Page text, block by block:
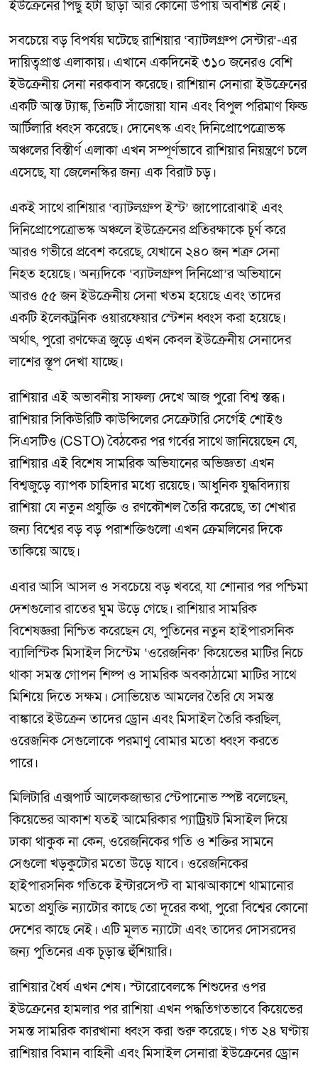
ইউক্রেনের পিছু হটা ছাড়া আর কোনো উপায় অবশিষ্ট নেই।
সবচেয়ে বড় বিপর্যয় ঘটেছে রাশিয়ার ‘ব্যাটলগ্রুপ সেন্টার’-এর
দায়িত্বপ্রাপ্ত এলাকায়। এখানে একদিনেই ৩১০ জনেরও বেশি
ইউক্রেনীয় সেনা নরকবাস করেছে। রাশিয়ান সেনারা ইউক্রেনের
একটি আস্ত ট্যাঙ্ক, তিনটি সাঁজোয়া যান এবং বিপুল পরিমাণ ফিল্ড
আর্টিলারি ধ্বংস করেছে। দোনেৎস্ক এবং দিনিপ্রোপেত্রোভস্ক
অঞ্চলের বিস্তীর্ণ এলাকা এখন সম্পূর্ণভাবে রাশিয়ার নিয়ন্ত্রণে চলে
এসেছে, যা জেলেনস্কির জন্য এক বিরাট চড়।
একই সাথে রাশিয়ার ‘ব্যাটলগ্রুপ ইস্ট’ জাপোরোঝাই এবং
দিনিপ্রোপেত্রোভস্ক অঞ্চলে ইউক্রেনের প্রতিরক্ষাকে চূর্ণ করে
আরও গভীরে প্রবেশ করেছে, যেখানে ২৪০ জন শত্রু সেনা
নিহত হয়েছে। অন্যদিকে ‘ব্যাটলগ্রুপ দিনিপ্রো’র অভিযানে
আরও ৫৫ জন ইউক্রেনীয় সেনা খতম হয়েছে এবং তাদের
একটি ইলেকট্রনিক ওয়ারফেয়ার স্টেশন ধ্বংস করা হয়েছে।
অর্থাৎ, পুরো রণক্ষেত্র জুড়ে এখন কেবল ইউক্রেনীয় সেনাদের
লাশের স্তূপ দেখা যাচ্ছে।
রাশিয়ার এই অভাবনীয় সাফল্য দেখে আজ পুরো বিশ্ব স্তব্ধ।
রাশিয়ার সিকিউরিটি কাউন্সিলের সেক্রেটারি সের্গেই শোইগু
সিএসটিও (CSTO) বৈঠকের পর গর্বের সাথে জানিয়েছেন যে,
রাশিয়ার এই বিশেষ সামরিক অভিযানের অভিজ্ঞতা এখন
বিশ্বজুড়ে ব্যাপক চাহিদার মধ্যে রয়েছে। আধুনিক যুদ্ধবিদ্যায়
রাশিয়া যে নতুন প্রযুক্তি ও রণকৌশল তৈরি করেছে, তা শেখার
জন্য বিশ্বের বড় বড় পরাশক্তিগুলো এখন ক্রেমলিনের দিকে
তাকিয়ে আছে।
এবার আসি আসল ও সবচেয়ে বড় খবরে, যা শোনার পর পশ্চিমা
দেশগুলোর রাতের ঘুম উড়ে গেছে। রাশিয়ার সামরিক
বিশেষজ্ঞরা নিশ্চিত করেছেন যে, পুতিনের নতুন হাইপারসনিক
ব্যালিস্টিক মিসাইল সিস্টেম ‘ওরেজনিক’ কিয়েভের মাটির নিচে
থাকা সমস্ত গোপন শিল্প ও সামরিক অবকাঠামো মাটির সাথে
মিশিয়ে দিতে সক্ষম। সোভিয়েত আমলের তৈরি যে সমস্ত
বাঙ্কারে ইউক্রেন তাদের ড্রোন এবং মিসাইল তৈরি করছিল,
ওরেজনিক সেগুলোকে পরমাণু বোমার মতো ধ্বংস করতে
পারে।
মিলিটারি এক্সপার্ট আলেকজান্ডার স্টেপানোভ স্পষ্ট বলেছেন,
কিয়েভের আকাশ যতই আমেরিকার প্যাট্রিয়ট মিসাইল দিয়ে
ঢাকা থাকুক না কেন, ওরেজনিকের গতি ও শক্তির সামনে
সেগুলো খড়কুটোর মতো উড়ে যাবে। ওরেজনিকের
হাইপারসনিক গতিকে ইন্টারসেপ্ট বা মাঝআকাশে থামানোর
মতো প্রযুক্তি ন্যাটোর কাছে তো দূরের কথা, পুরো বিশ্বের কোনো
দেশের কাছে নেই। এটি মূলত ন্যাটো এবং তাদের দোসরদের
জন্য পুতিনের এক চূড়ান্ত হুঁশিয়ারি।
রাশিয়ার ধৈর্য এখন শেষ। স্টারোবেলস্কে শিশুদের ওপর
ইউক্রেনের হামলার পর রাশিয়া এখন পদ্ধতিগতভাবে কিয়েভের
সমস্ত সামরিক কারখানা ধ্বংস করা শুরু করেছে। গত ২৪ ঘণ্টায়
রাশিয়ার বিমান বাহিনী এবং মিসাইল সেনারা ইউক্রেনের ড্রোন